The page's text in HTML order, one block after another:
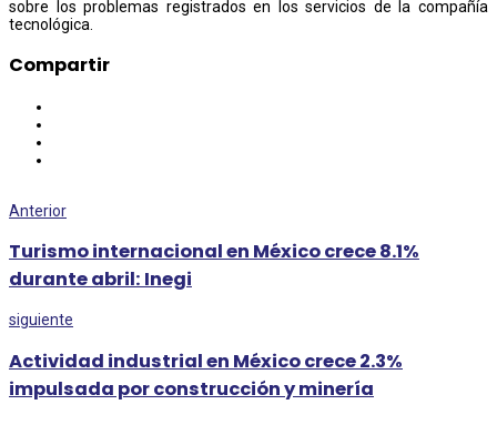
sobre los problemas registrados en los servicios de la compañía
tecnológica.
Compartir
Anterior
Turismo internacional en México crece 8.1%
durante abril: Inegi
siguiente
Actividad industrial en México crece 2.3%
impulsada por construcción y minería